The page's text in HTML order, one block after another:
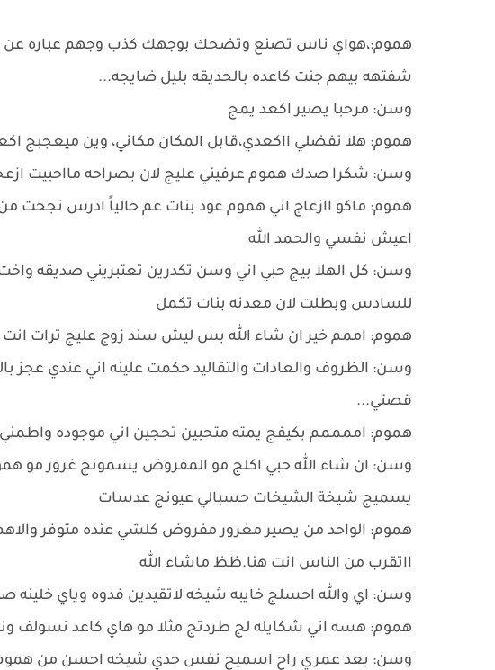
هموم:،هواي ناس تصنع وتضحك بوجهك كذب وجهم عباره عن
شفتهه بيهم جنت كاعده بالحديقه بليل ضايجه...
وسن: مرحبا يصير اكعد يمج
هموم: هلا تفضلي ااكعدي،قابل المكان مكاني، وين ميعجبج
وسن: شكرا صدك هموم عرفيني عليج لان بصراحه مااحبيت
هموم: ماكو اازعاج اني هموم عود بنات عم حالياً ادرس نجحت
اعيش نفسي والحمد الله
وسن: كل الهلا بيج حبي اني وسن تكدرين تعتبريني صديقه
للسادس وبطلت لان معدنه بنات تكمل
هموم: اممم خير ان شاء الله بس ليش سند زوج عليج ترات انت
وسن: الظروف والعادات والتقاليد حكمت علينه اني عندي
قصتي...
هموم: اممممم بكيفج يمته متحبين تحجين اني موجوده واطمني
وسن: ان شاء الله حبي اكلج مو المفروض يسمونج غرور مو
يسميج شيخة الشيخات حسبالي عيونج عدسات
هموم: الواحد من يصير مغرور مفروض كلشي عنده متوفر
ااتقرب من الناس انت هنا.ظظ ماشاء الله
وسن: اي والله احسلج خايبه شيخه لاتقيدين فدوه وياي خلينه
هموم: هسه اني شكايله لج طردتج مثلا مو هاي كاعد نسولف
وسن: بعد عمري راح اسميج نفس جدي شيخه احسن من